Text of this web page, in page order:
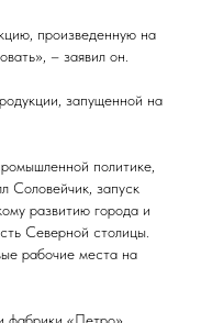
произведенную на
– заявил он.
запущенной на
политике,
Соловейчик, запуск
развитию города и
Северной столицы.
рабочие места на
фабрики «Петро»